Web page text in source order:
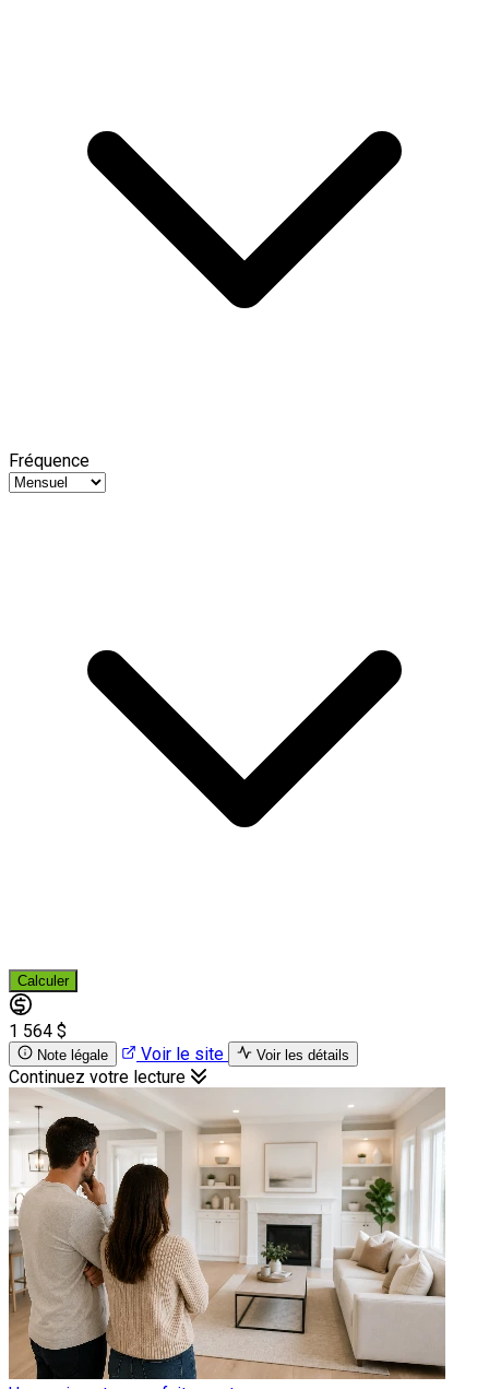
Fréquence
Calculer
1 564 $
Note légale Voir le site Voir les détails
Continuez votre lecture